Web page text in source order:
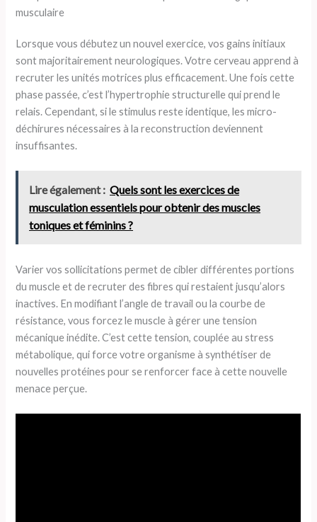
musculaire
Lorsque vous débutez un nouvel exercice, vos gains initiaux
sont majoritairement neurologiques. Votre cerveau apprend à
recruter les unités motrices plus efficacement. Une fois cette
phase passée, c’est l’hypertrophie structurelle qui prend le
relais. Cependant, si le stimulus reste identique, les micro-
déchirures nécessaires à la reconstruction deviennent
insuffisantes.
Lire également : Quels sont les exercices de
musculation essentiels pour obtenir des muscles
toniques et féminins ?
Varier vos sollicitations permet de cibler différentes portions
du muscle et de recruter des fibres qui restaient jusqu’alors
inactives. En modifiant l’angle de travail ou la courbe de
résistance, vous forcez le muscle à gérer une tension
mécanique inédite. C’est cette tension, couplée au stress
métabolique, qui force votre organisme à synthétiser de
nouvelles protéines pour se renforcer face à cette nouvelle
menace perçue.